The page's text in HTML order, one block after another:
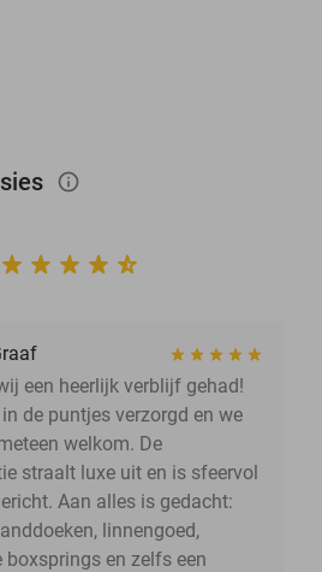
info_outlined
een heerlijk verblijf gehad!
de puntjes verzorgd en we
welkom. De
straalt luxe uit en is sfeervol
Aan alles is gedacht:
linnengoed,
en zelfs een